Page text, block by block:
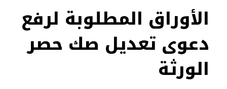
الأوراق المطلوبة لرفع
دعوى تعديل صك حصر
الورثة